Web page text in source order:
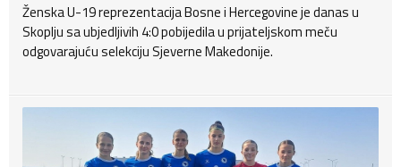
Ženska U-19 reprezentacija Bosne i Hercegovine je danas u
Skoplju sa ubjedljivih 4:0 pobijedila u prijateljskom meču
odgovarajuću selekciju Sjeverne Makedonije.